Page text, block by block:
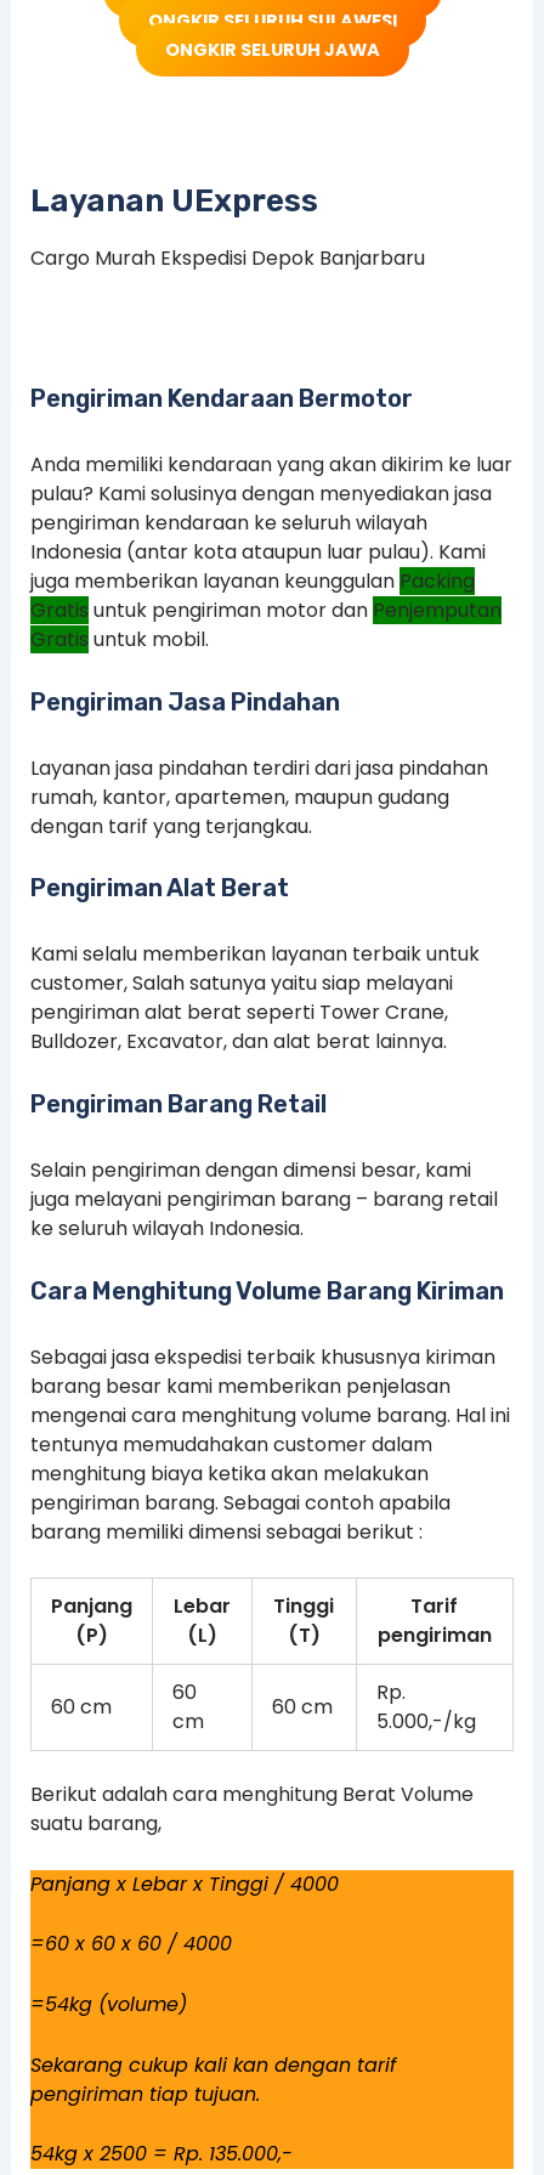
ONGKIR SELURUH SULAWESI
ONGKIR SELURUH JAWA
Layanan UExpress
Cargo Murah Ekspedisi Depok Banjarbaru
Pengiriman Kendaraan Bermotor
Anda memiliki kendaraan yang akan dikirim ke luar
pulau? Kami solusinya dengan menyediakan jasa
pengiriman kendaraan ke seluruh wilayah
Indonesia (antar kota ataupun luar pulau). Kami
juga memberikan layanan keunggulan Packing
Gratis untuk pengiriman motor dan Penjemputan
Gratis untuk mobil.
Pengiriman Jasa Pindahan
Layanan jasa pindahan terdiri dari jasa pindahan
rumah, kantor, apartemen, maupun gudang
dengan tarif yang terjangkau.
Pengiriman Alat Berat
Kami selalu memberikan layanan terbaik untuk
customer, Salah satunya yaitu siap melayani
pengiriman alat berat seperti Tower Crane,
Bulldozer, Excavator, dan alat berat lainnya.
Pengiriman Barang Retail
Selain pengiriman dengan dimensi besar, kami
juga melayani pengiriman barang – barang retail
ke seluruh wilayah Indonesia.
Cara Menghitung Volume Barang Kiriman
Sebagai jasa ekspedisi terbaik khususnya kiriman
barang besar kami memberikan penjelasan
mengenai cara menghitung volume barang. Hal ini
tentunya memudahakan customer dalam
menghitung biaya ketika akan melakukan
pengiriman barang. Sebagai contoh apabila
barang memiliki dimensi sebagai berikut :
Panjang
(P)
Lebar
(L)
Tinggi
(T)
Tarif
pengiriman
60 cm
60
cm
60 cm
Rp.
5.000,-/kg
Berikut adalah cara menghitung Berat Volume
suatu barang,
Panjang x Lebar x Tinggi / 4000
=60 x 60 x 60 / 4000
=54kg (volume)
Sekarang cukup kali kan dengan tarif
pengiriman tiap tujuan.
54kg x 2500 = Rp. 135.000,-